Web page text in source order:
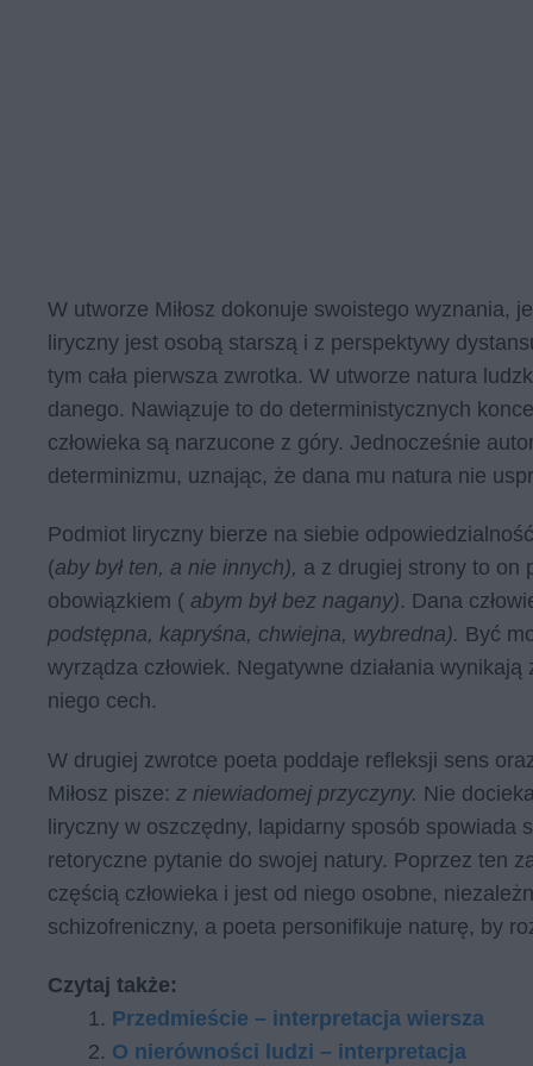
W utworze Miłosz dokonuje swoistego wyznania,
liryczny jest osobą starszą i z perspektywy
tym cała pierwsza zwrotka. W utworze natura
danego. Nawiązuje to do deterministycznych
człowieka są narzucone z góry. Jednocześnie
determinizmu, uznając, że dana mu natura nie
Podmiot liryczny bierze na siebie
(aby był ten, a nie innych), a z drugiej strony to on
obowiązkiem ( abym był bez nagany). Dana
podstępna, kapryśna, chwiejna, wybredna). Być
wyrządza człowiek. Negatywne działania
niego cech.
W drugiej zwrotce poeta poddaje refleksji sens
Miłosz pisze: z niewiadomej przyczyny. Nie
liryczny w oszczędny, lapidarny sposób spowiada
retoryczne pytanie do swojej natury. Poprzez ten
częścią człowieka i jest od niego osobne,
schizofreniczny, a poeta personifikuje naturę, by
Czytaj także:
Przedmieście – interpretacja wiersza
O nierówności ludzi – interpretacja